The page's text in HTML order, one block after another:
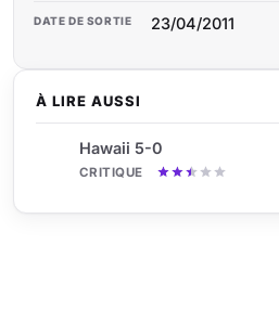
À LIRE AUSSI
Hawaii 5-0
CRITIQUE
DATE DE SORTIE 23/04/2011